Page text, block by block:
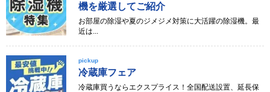
機を厳選してご紹介
お部屋の除湿や夏のジメジメ対策に大活躍の除湿機。最
近は...
pickup
冷蔵庫フェア
冷蔵庫買うならエクスプライス！全国配送設置、延長保